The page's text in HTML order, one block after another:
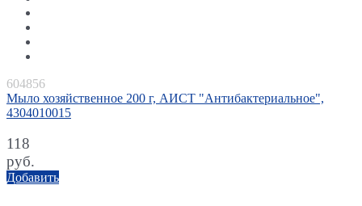
604856
Мыло хозяйственное 200 г, АИСТ "Антибактериальное",
4304010015
118
руб.
Добавить